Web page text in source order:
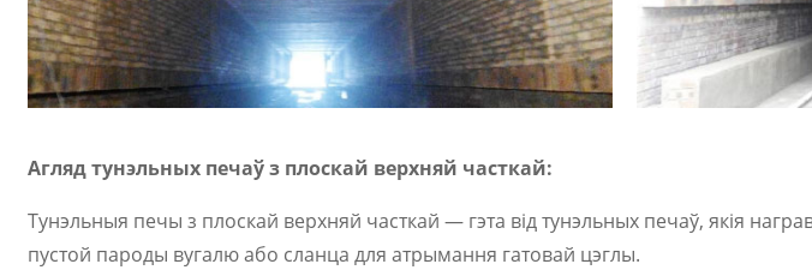
Агляд тунэльных печаў з плоскай верхняй часткай:
Тунэльныя печы з плоскай верхняй часткай — гэта від тунэльных печаў, якія
пустой пароды вугалю або сланца для атрымання гатовай цэглы.